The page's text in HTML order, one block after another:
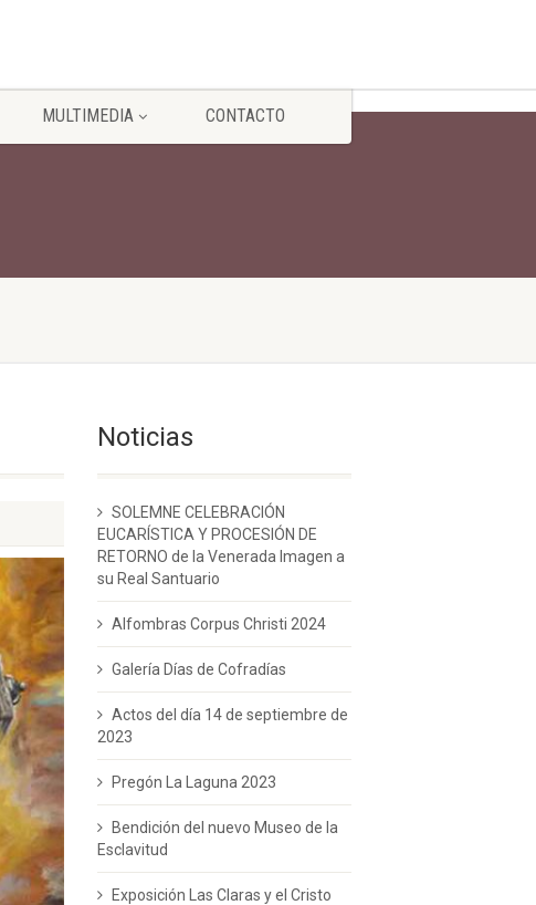
MULTIMEDIA CONTACTO
Noticias
SOLEMNE CELEBRACIÓN
EUCARÍSTICA Y PROCESIÓN DE
RETORNO de la Venerada Imagen a
su Real Santuario
Alfombras Corpus Christi 2024
Galería Días de Cofradías
Actos del día 14 de septiembre de
2023
Pregón La Laguna 2023
Bendición del nuevo Museo de la
Esclavitud
Exposición Las Claras y el Cristo